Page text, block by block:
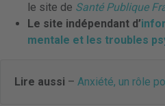
le site de Santé Publique
Le site indépendant d’
mentale et les troubles
Lire aussi – Anxiété, un rôle